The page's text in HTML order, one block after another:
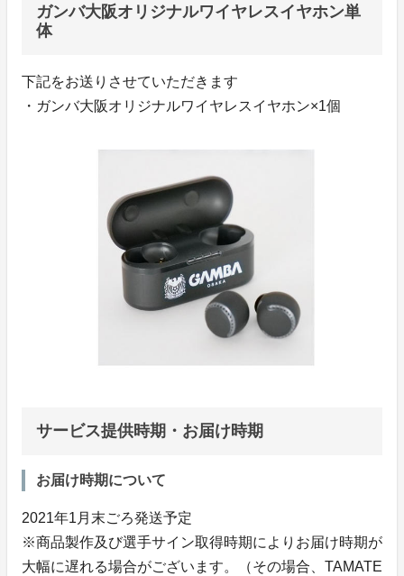
ガンバ大阪オリジナルワイヤレスイヤホン単
体
下記をお送りさせていただきます
・ガンバ大阪オリジナルワイヤレスイヤホン×1個
サービス提供時期・お届け時期
お届け時期について
2021年1月末ごろ発送予定
※商品製作及び選手サイン取得時期によりお届け時期が
大幅に遅れる場合がございます。（その場合、TAMATE